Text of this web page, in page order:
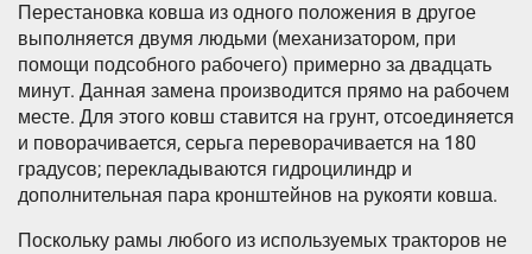
Перестановка ковша из одного положения в другое
выполняется двумя людьми (механизатором, при
помощи подсобного рабочего) примерно за двадцать
минут. Данная замена производится прямо на рабочем
месте. Для этого ковш ставится на грунт, отсоединяется
и поворачивается, серьга переворачивается на 180
градусов; перекладываются гидроцилиндр и
дополнительная пара кронштейнов на рукояти ковша.
Поскольку рамы любого из используемых тракторов не